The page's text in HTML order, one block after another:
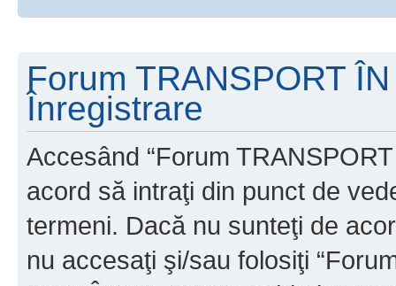
Forum TRANSPORT
Înregistrare
Accesând “Forum
acord să intraţi din punct de
termeni. Dacă nu sunteţi de
nu accesaţi şi/sau folosiţi